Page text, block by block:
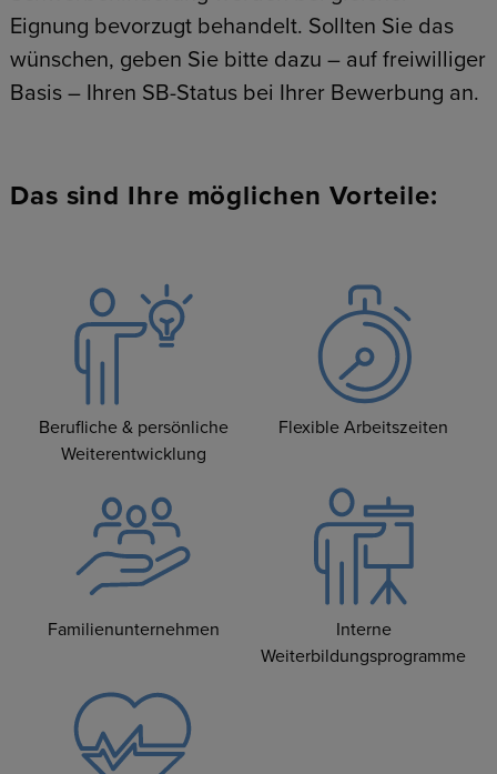
Eignung bevorzugt behandelt. Sollten Sie das
wünschen, geben Sie bitte dazu – auf freiwilliger
Basis – Ihren SB-Status bei Ihrer Bewerbung an.
Das sind Ihre möglichen Vorteile:
Berufliche & persönliche
Weiterentwicklung
Flexible Arbeitszeiten
Familienunternehmen
Interne
Weiterbildungsprogramme